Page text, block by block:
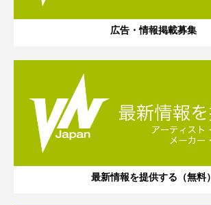
広告・情報掲載募集
最新情報を提供する（無料）